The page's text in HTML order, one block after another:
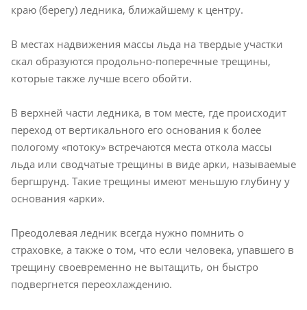
краю (берегу) ледника, ближайшему к центру.
В местах надвижения массы льда на твердые участки
скал образуются продольно-поперечные трещины,
которые также лучше всего обойти.
В верхней части ледника, в том месте, где происходит
переход от вертикального его основания к более
пологому «потоку» встречаются места откола массы
льда или сводчатые трещины в виде арки, называемые
бергшрунд. Такие трещины имеют меньшую глубину у
основания «арки».
Преодолевая ледник всегда нужно помнить о
страховке, а также о том, что если человека, упавшего в
трещину своевременно не вытащить, он быстро
подвергнется переохлаждению.